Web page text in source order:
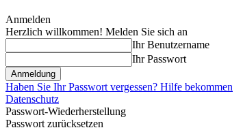
Anmelden
Herzlich willkommen! Melden Sie sich an
Ihr Benutzername
Ihr Passwort
Haben Sie Ihr Passwort vergessen? Hilfe bekommen
Datenschutz
Passwort-Wiederherstellung
Passwort zurücksetzen